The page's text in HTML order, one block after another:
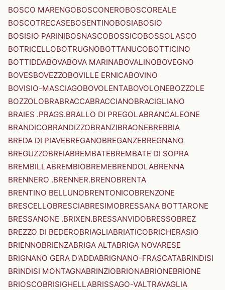
BOSCO MARENGOBOSCONEROBOSCOREALE
BOSCOTRECASEBOSENTINOBOSIABOSIO
BOSISIO PARINIBOSNASCOBOSSICOBOSSOLASCO
BOTRICELLOBOTRUGNOBOTTANUCOBOTTICINO
BOTTIDDABOVABOVA MARINABOVALINOBOVEGNO
BOVESBOVEZZOBOVILLE ERNICABOVINO
BOVISIO-MASCIAGOBOVOLENTABOVOLONEBOZZOLE
BOZZOLOBRABRACCABRACCIANOBRACIGLIANO
BRAIES .PRAGS.BRALLO DI PREGOLABRANCALEONE
BRANDICOBRANDIZZOBRANZIBRAONEBREBBIA
BREDA DI PIAVEBREGANOBREGANZEBREGNANO
BREGUZZOBREIABREMBATEBREMBATE DI SOPRA
BREMBILLABREMBIOBREMEBRENDOLABRENNA
BRENNERO .BRENNER.BRENOBRENTA
BRENTINO BELLUNOBRENTONICOBRENZONE
BRESCELLOBRESCIABRESIMOBRESSANA BOTTARONE
BRESSANONE .BRIXEN.BRESSANVIDOBRESSOBREZ
BREZZO DI BEDEROBRIAGLIABRIATICOBRICHERASIO
BRIENNOBRIENZABRIGA ALTABRIGA NOVARESE
BRIGNANO GERA D'ADDABRIGNANO-FRASCATABRINDISI
BRINDISI MONTAGNABRINZIOBRIONABRIONEBRIONE
BRIOSCOBRISIGHELLABRISSAGO-VALTRAVAGLIA